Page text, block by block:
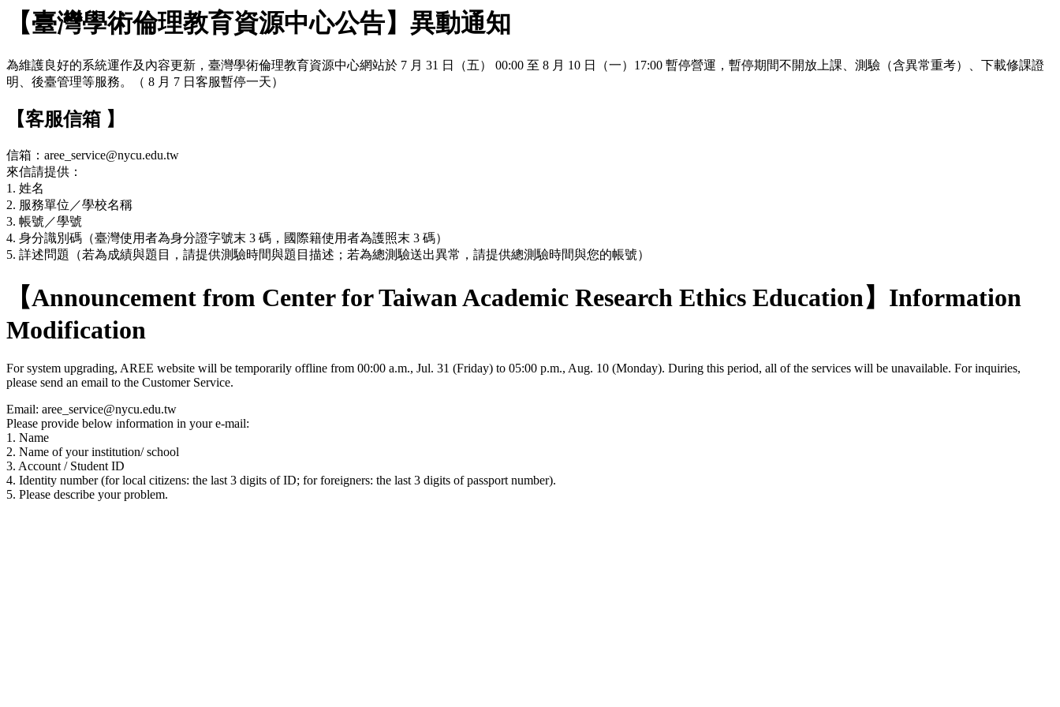
【臺灣學術倫理教育資源中心公告】異動通知
為維護良好的系統運作及內容更新，臺灣學術倫理教育資源中心網站於 7 月 31 日（五） 00:00 至 8 月 10 日（一）17:00 暫停營運，暫停期間不開放上課、測驗（含異常重考）、下載修課證
明、後臺管理等服務。（ 8 月 7 日客服暫停一天）
【客服信箱 】
信箱：aree_service@nycu.edu.tw
來信請提供：
1. 姓名
2. 服務單位／學校名稱
3. 帳號／學號
4. 身分識別碼（臺灣使用者為身分證字號末 3 碼，國際籍使用者為護照末 3 碼）
5. 詳述問題（若為成績與題目，請提供測驗時間與題目描述；若為總測驗送出異常，請提供總測驗時間與您的帳號）
【Announcement from Center for Taiwan Academic Research Ethics Education】Information
Modification
For system upgrading, AREE website will be temporarily offline from 00:00 a.m., Jul. 31 (Friday) to 05:00 p.m., Aug. 10 (Monday). During this period, all of the services will be unavailable. For inquiries,
please send an email to the Customer Service.
Email: aree_service@nycu.edu.tw
Please provide below information in your e-mail:
1. Name
2. Name of your institution/ school
3. Account / Student ID
4. Identity number (for local citizens: the last 3 digits of ID; for foreigners: the last 3 digits of passport number).
5. Please describe your problem.